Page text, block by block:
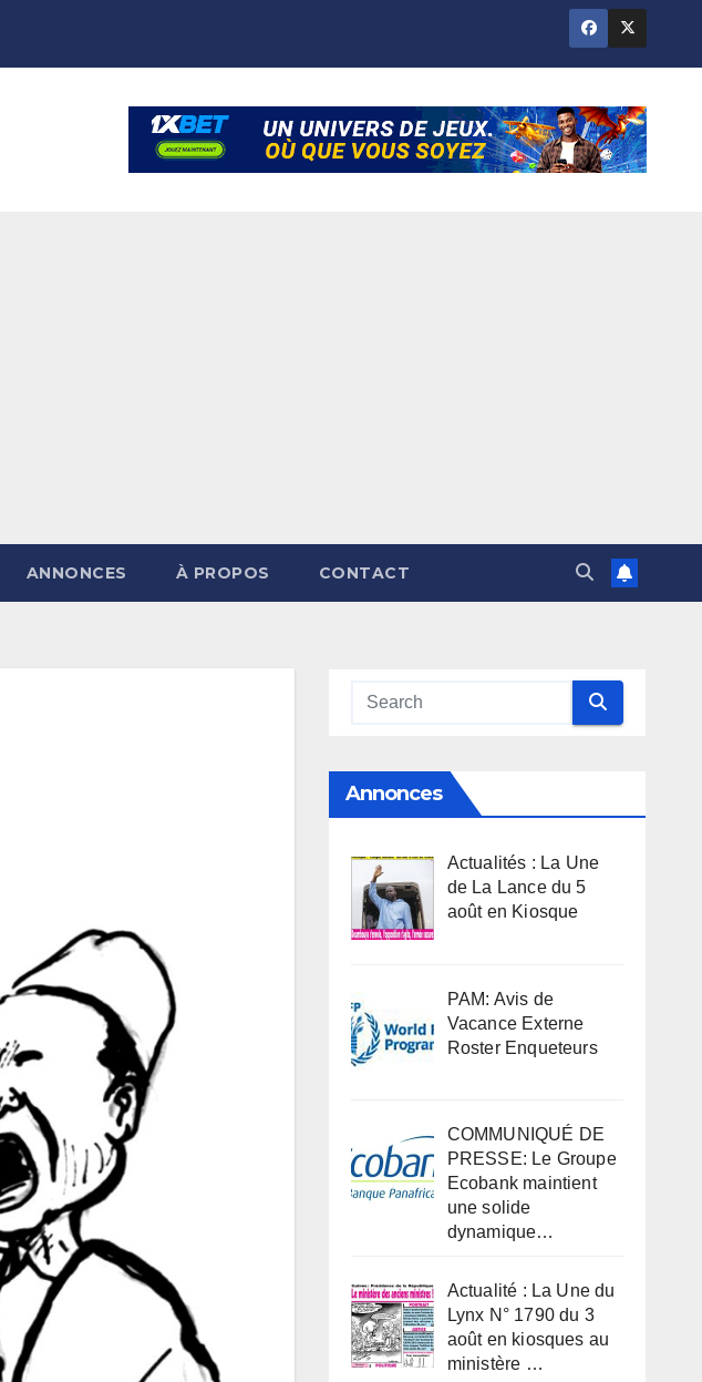
ANNONCES À PROPOS CONTACT
Annonces
Actualités : La Une
de La Lance du 5
août en Kiosque
PAM: Avis de
Vacance Externe
Roster Enqueteurs
COMMUNIQUÉ DE
PRESSE: Le Groupe
Ecobank maintient
une solide
dynamique…
Actualité : La Une du
Lynx N° 1790 du 3
août en kiosques au
ministère …